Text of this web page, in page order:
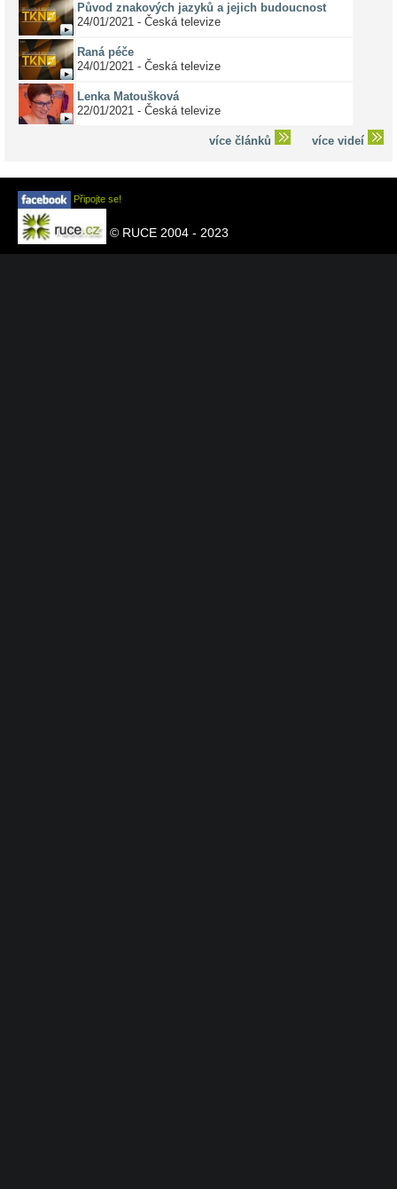
Původ znakových jazyků a jejich budoucnost
24/01/2021 - Česká televize
Raná péče
24/01/2021 - Česká televize
Lenka Matoušková
22/01/2021 - Česká televize
více článků více videí
Připojte se!
© RUCE 2004 - 2023